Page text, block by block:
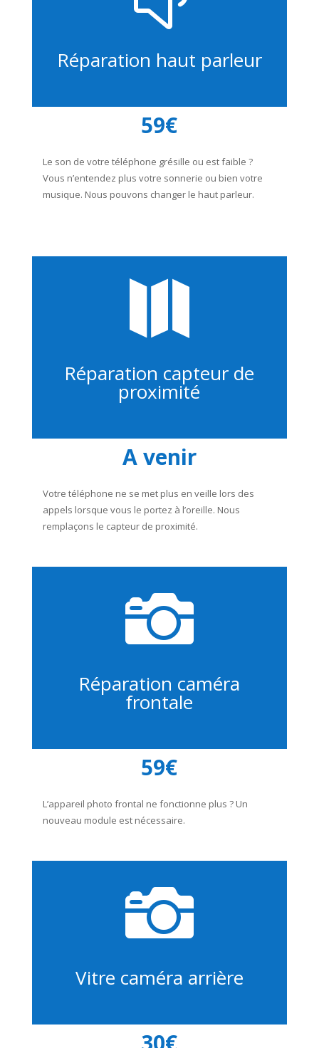
Réparation haut parleur
59€
Le son de votre téléphone grésille ou est faible ?
Vous n’entendez plus votre sonnerie ou bien votre
musique. Nous pouvons changer le haut parleur.

Réparation capteur de
proximité
A venir
Votre téléphone ne se met plus en veille lors des
appels lorsque vous le portez à l’oreille. Nous
remplaçons le capteur de proximité.

Réparation caméra
frontale
59€
L’appareil photo frontal ne fonctionne plus ? Un
nouveau module est nécessaire.

Vitre caméra arrière